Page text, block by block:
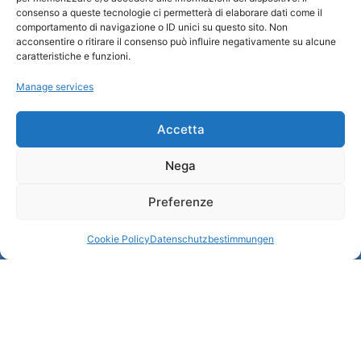
consenso a queste tecnologie ci permetterà di elaborare dati come il
comportamento di navigazione o ID unici su questo sito. Non
acconsentire o ritirare il consenso può influire negativamente su alcune
caratteristiche e funzioni.
Manage services
Accetta
Nega
Preferenze
Cookie PolicyDatenschutzbestimmungen
Wer sind wir
Informationsbüro und touristenempfang / IAT
Cookie Policy (UE)
Nützliche Dienstleistungen